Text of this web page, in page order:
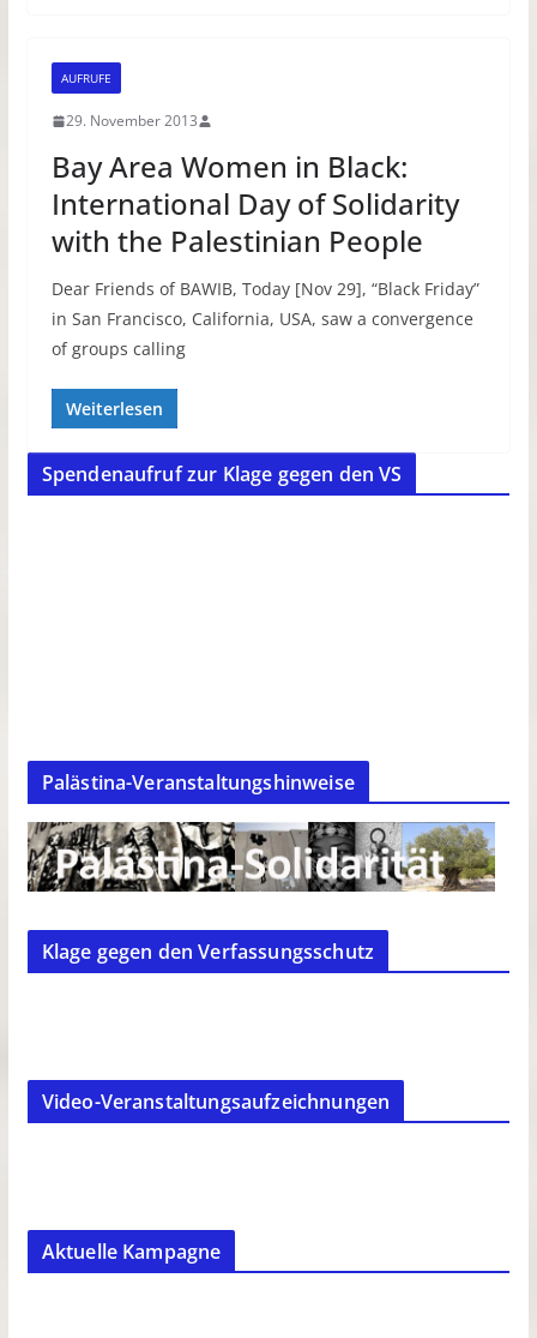
AUFRUFE
29. November 2013
Bay Area Women in Black:
International Day of Solidarity
with the Palestinian People
Dear Friends of BAWIB, Today [Nov 29], “Black Friday”
in San Francisco, California, USA, saw a convergence
of groups calling
Weiterlesen
Spendenaufruf zur Klage gegen den VS
Palästina-Veranstaltungshinweise
Klage gegen den Verfassungsschutz
Video-Veranstaltungsaufzeichnungen
Aktuelle Kampagne